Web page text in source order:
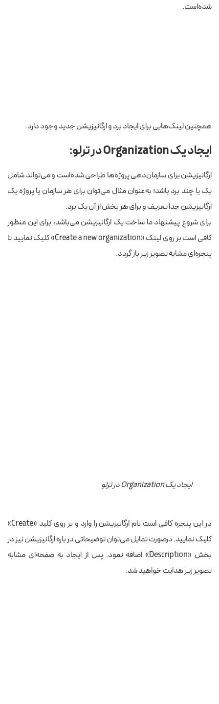
شده‌است.
همچنین لینک‌هایی برای ایجاد برد و ارگانیزیشن جدید وجود دارد.
ایجاد یک Organization در ترلو:
ارگانیزیشن برای سازمان‌دهی پروژه‌ها طراحی شده‌است و می‌تواند شامل
یک یا چند برد باشد؛ به‌عنوان مثال می‌توان برای هر سازمان یا پروژه یک
ارگانیزیشن جدا تعریف و برای هر بخش از آن یک برد.
برای شروع پیشنهاد ما ساخت یک ارگانیزیشن می‌باشد، برای این منظور
کافی است بر روی لینک «Create a new organization» کلیک نمایید تا
پنجره‌ای مشابه تصویر زیر باز گردد.
ایجاد یک Organization در ترلو
در این پنجره کافی است نام ارگانیزیشن را وارد و بر روی کلید «Create»
کلیک نمایید. درصورت تمایل می‌توان توضیحاتی در باره ارگانیزیشن نیز در
بخش «Description» اضافه نمود. پس از ایجاد به صفحه‌ای مشابه
تصویر زیر هدایت خواهید شد.